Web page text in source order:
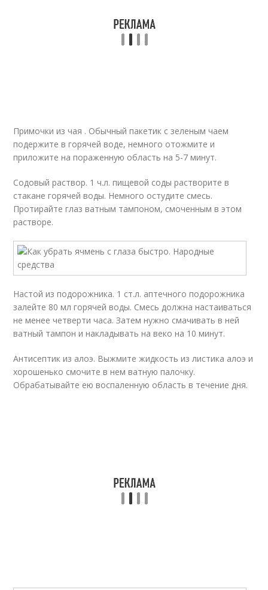
Примочки из чая . Обычный пакетик с зеленым чаем
подержите в горячей воде, немного отожмите и
приложите на пораженную область на 5-7 минут.
Содовый раствор. 1 ч.л. пищевой соды растворите в
стакане горячей воды. Немного остудите смесь.
Протирайте глаз ватным тампоном, смоченным в этом
растворе.
Настой из подорожника. 1 ст.л. аптечного подорожника
залейте 80 мл горячей воды. Смесь должна настаиваться
не менее четверти часа. Затем нужно смачивать в ней
ватный тампон и накладывать на веко на 10 минут.
Антисептик из алоэ. Выжмите жидкость из листика алоэ и
хорошенько смочите в нем ватную палочку.
Обрабатывайте ею воспаленную область в течение дня.